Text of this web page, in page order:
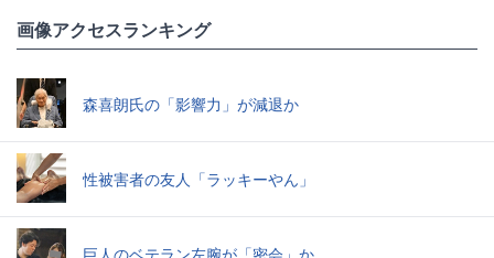
画像アクセスランキング
森喜朗氏の「影響力」が減退か
性被害者の友人「ラッキーやん」